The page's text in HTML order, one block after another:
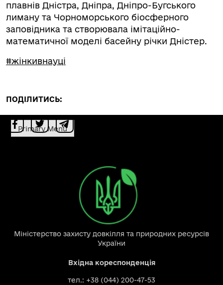
плавнів Дністра, Дніпра, Дніпро-Бугського
лиману та Чорноморського біосферного
заповідника та створювала імітаційно-
математичної моделі басейну річки Дністер.
#жінкивнауці
ПОДІЛИТИСЬ:
Primary Menu
Міністерство захисту довкілля та природних ресурсів
України
Вхідна кореспонденція
тел.: +38 (044) 200-47-53